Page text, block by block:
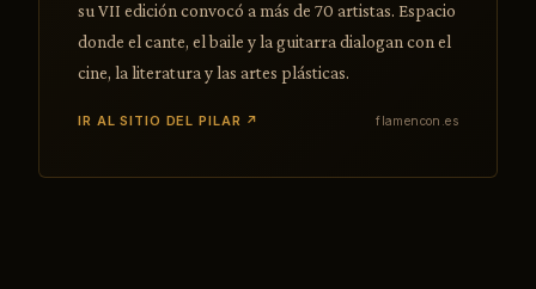
su VII edición convocó a más de 70 artistas. Espacio
donde el cante, el baile y la guitarra dialogan con el
cine, la literatura y las artes plásticas.
IR AL SITIO DEL PILAR ↗ flamencon.es